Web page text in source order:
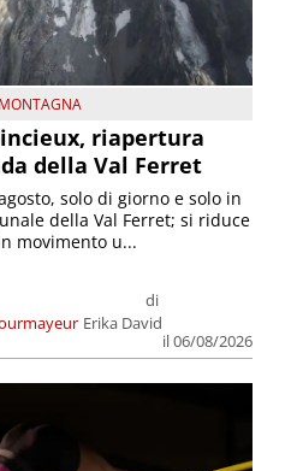
MONTAGNA
riapertura
della Val Ferret
di
Erika David
il 06/08/2026
solo di giorno e solo in
della Val Ferret; si riduce
movimento u...